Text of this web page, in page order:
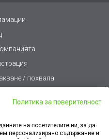
/ похвала
Политика за поверителност
на посетителите ни, за да
персонализирано съдържание и